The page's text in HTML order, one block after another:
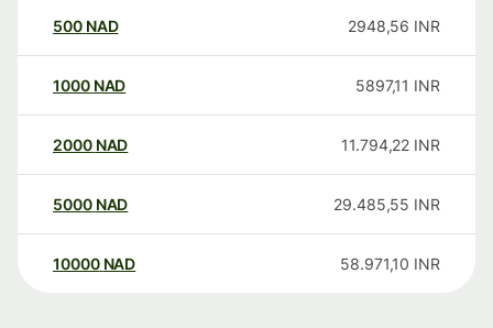
500 NAD 2948,56 INR
1000 NAD 5897,11 INR
2000 NAD 11.794,22 INR
5000 NAD 29.485,55 INR
10000 NAD 58.971,10 INR